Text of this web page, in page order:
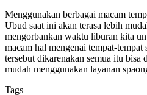
Menggunakan berbagai macam
Ubud saat ini akan terasa lebih
mengorbankan waktu liburan kita
macam hal mengenai tempat-
tersebut dikarenakan semua itu bisa
mudah menggunakan layanan
Tags